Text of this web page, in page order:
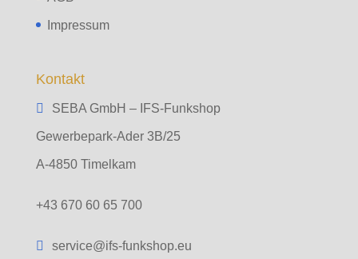
Impressum
Kontakt
SEBA GmbH – IFS-Funkshop
Gewerbepark-Ader 3B/25
A-4850 Timelkam
+43 670 60 65 700
service@ifs-funkshop.eu